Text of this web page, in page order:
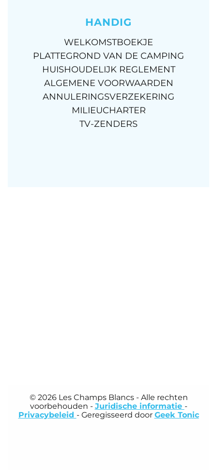
HANDIG
WELKOMSTBOEKJE
PLATTEGROND VAN DE CAMPING
HUISHOUDELIJK REGLEMENT
ALGEMENE VOORWAARDEN
ANNULERINGSVERZEKERING
MILIEUCHARTER
TV-ZENDERS
© 2026 Les Champs Blancs- Alle rechten
voorbehouden - Juridische informatie -
Privacybeleid - Geregisseerd door Geek Tonic